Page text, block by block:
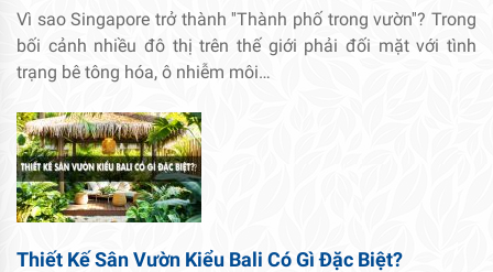
Vì sao Singapore trở thành ''Thành phố trong vườn''? Trong
bối cảnh nhiều đô thị trên thế giới phải đối mặt với tình
trạng bê tông hóa, ô nhiễm môi…
Thiết Kế Sân Vườn Kiểu Bali Có Gì Đặc Biệt?